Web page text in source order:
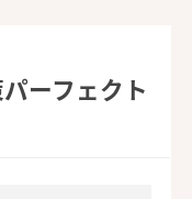
ーフェクト